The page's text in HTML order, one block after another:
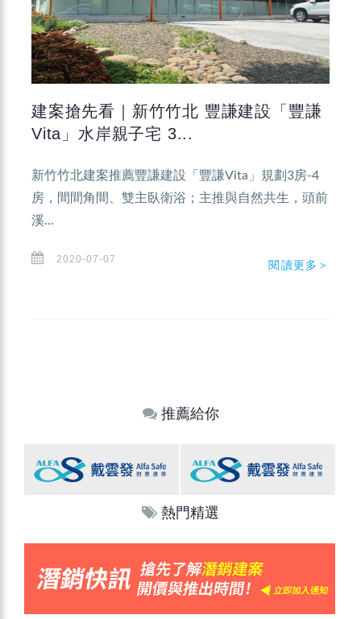
建案搶先看｜新竹竹北 豐謙建設「豐謙
Vita」水岸親子宅 3...
新竹竹北建案推薦豐謙建設「豐謙Vita」規劃3房-4
房，間間角間、雙主臥衛浴；主推與自然共生，頭前
溪...
2020-07-07 閱讀更多＞
推薦給你
熱門精選